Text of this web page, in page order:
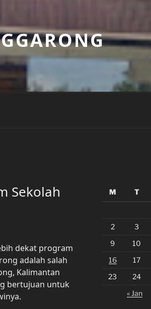
Sekolah
dekat program
adalah salah
Kalimantan
bertujuan untuk
M
T
2
3
9
10
16
17
23
24
« Jan